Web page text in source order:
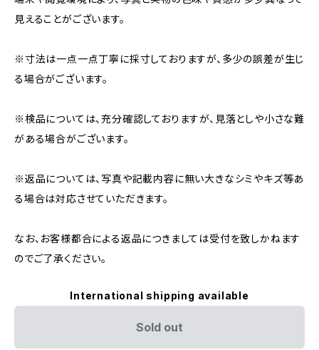
見えることがございます。
※寸法は一点一点丁寧に採寸しておりますが、多少の誤差が生じ
る場合がございます。
※検品については、充分確認しておりますが、見落としや小さな難
がある場合がございます。
※返品については、写真や記載内容に無い大きなシミやキズ等あ
る場合は対応させていただきます。
なお、お客様都合による返品につきましては受付を致しかねます
のでご了承ください。
International shipping available
Sold out